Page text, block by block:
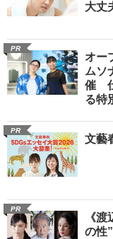
大丈
PR
オー
ムソ
催
る特
PR
文藝
PR
《
の性